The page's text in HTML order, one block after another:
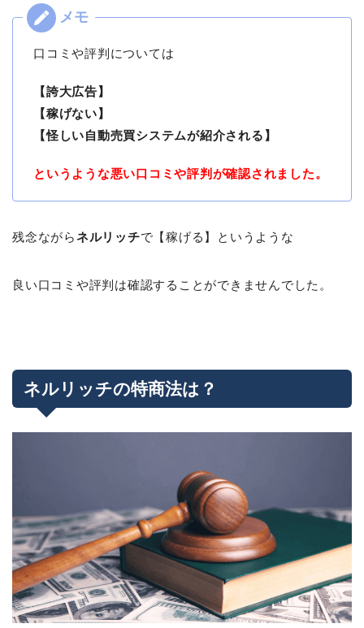
口コミや評判については
【誇大広告】
【稼げない】
【怪しい自動売買システムが紹介される】
というような悪い口コミや評判が確認されました。
残念ながらネルリッチで【稼げる】というような
良い口コミや評判は確認することができませんでした。
ネルリッチの特商法は？